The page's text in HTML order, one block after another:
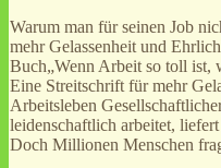
Warum man für seinen Job
mehr Gelassenheit und
Buch„Wenn Arbeit so toll ist,
Eine Streitschrift für mehr
Arbeitsleben
leidenschaftlich arbeitet,
Doch Millionen Menschen